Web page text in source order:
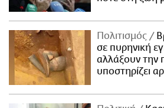
Πολιτισμός
σε πυρηνική
αλλάξουν την
υποστηρίζει